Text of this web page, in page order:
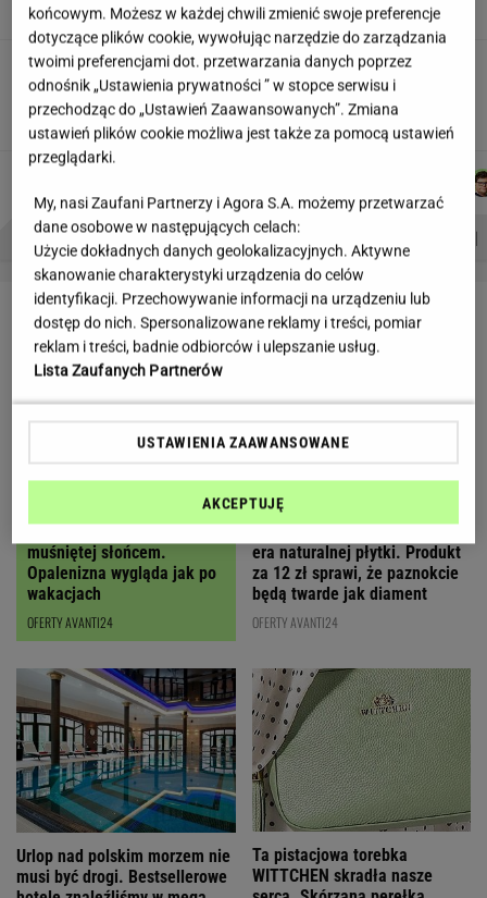
SUBSKRYPCJA
Ciągnie cię do niedostępnych osób?
Psychologia mówi o powodach
PROBLEMY POLSKICH SIATKARZY ZNAK Z '30'
LETNIE OKAZJE
Ten olejek daje efekt skóry
muśniętej słońcem.
Opalenizna wygląda jak po
wakacjach
OFERTY AVANTI24
Koniec z hybrydami, nadchodzi
era naturalnej płytki. Produkt
za 12 zł sprawi, że paznokcie
będą twarde jak diament
OFERTY AVANTI24
Urlop nad polskim morzem nie
musi być drogi. Bestsellerowe
Ta pistacjowa torebka
WITTCHEN skradła nasze
końcowym. Możesz w każdej chwili zmienić swoje preferencje
dotyczące plików cookie, wywołując narzędzie do zarządzania
twoimi preferencjami dot. przetwarzania danych poprzez
odnośnik „Ustawienia prywatności ” w stopce serwisu i
przechodząc do „Ustawień Zaawansowanych”. Zmiana
ustawień plików cookie możliwa jest także za pomocą ustawień
przeglądarki.
My, nasi Zaufani Partnerzy i Agora S.A. możemy przetwarzać
dane osobowe w następujących celach:
Użycie dokładnych danych geolokalizacyjnych. Aktywne
skanowanie charakterystyki urządzenia do celów
identyfikacji. Przechowywanie informacji na urządzeniu lub
dostęp do nich. Spersonalizowane reklamy i treści, pomiar
reklam i treści, badnie odbiorców i ulepszanie usług.
Lista Zaufanych Partnerów
USTAWIENIA ZAAWANSOWANE
AKCEPTUJĘ